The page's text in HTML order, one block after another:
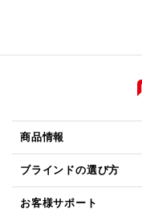
商品情報
ブラインドの選び方
お客様サポート